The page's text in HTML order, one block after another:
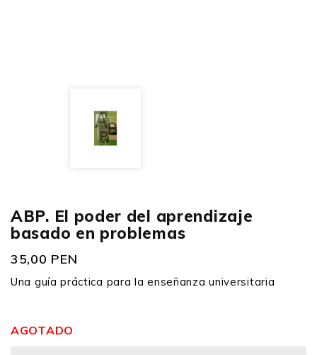
ABP. El poder del aprendizaje
basado en problemas
35,00 PEN
Una guía práctica para la enseñanza universitaria
AGOTADO